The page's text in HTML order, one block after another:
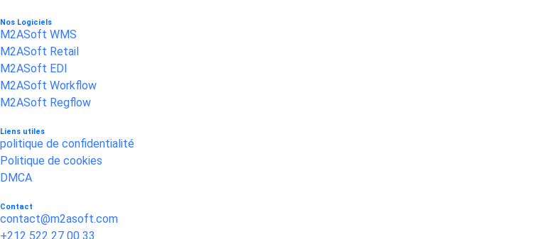
Nos Logiciels
M2ASoft WMS
M2ASoft Retail
M2ASoft EDI
M2ASoft Workflow
M2ASoft Regflow
Liens utiles
politique de confidentialité
Politique de cookies
DMCA
Contact
contact@m2asoft.com
+212 522 27 00 33